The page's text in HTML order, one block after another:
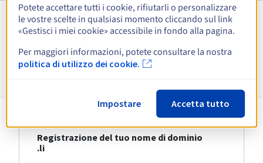
Visualizza tutte le estensioni
Informazioni su .li
Registrazione del tuo nome di dominio
.li
Potete accettare tutti i cookie, rifiutarli o personalizzare
le vostre scelte in qualsiasi momento cliccando sul link
«Gestisci i miei cookie» accessibile in fondo alla pagina.
Per maggiori informazioni, potete consultare la nostra
politica di utilizzo dei cookie.
Impostare Accetta tutto